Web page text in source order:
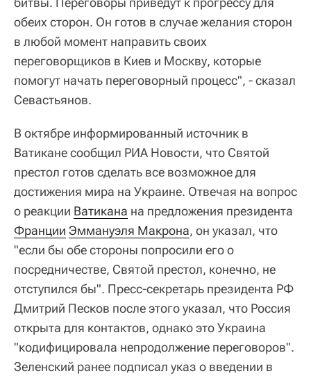
обеих сторон. Он готов в случае желания сторон
в любой момент направить своих
переговорщиков в Киев и Москву, которые
помогут начать переговорный процесс", - сказал
Севастьянов.
В октябре информированный источник в
Ватикане сообщил РИА Новости, что Святой
престол готов сделать все возможное для
достижения мира на Украине. Отвечая на вопрос
о реакции Ватикана на предложения президента
Франции Эммануэля Макрона, он указал, что
"если бы обе стороны попросили его о
посредничестве, Святой престол, конечно, не
отступился бы". Пресс-секретарь президента РФ
Дмитрий Песков после этого указал, что Россия
открыта для контактов, однако это Украина
"кодифицировала непродолжение переговоров".
Зеленский ранее подписал указ о введении в